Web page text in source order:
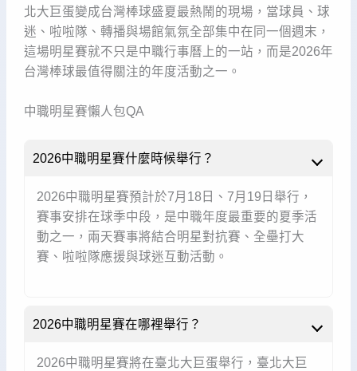
北大巨蛋變成台灣棒球盛夏最熱鬧的現場，當球員、球
迷、啦啦隊、轉播與場館氣氛全部集中在同一個週末，
這場明星賽就不只是中職行事曆上的一站，而是2026年
台灣棒球最值得關注的年度活動之一。
中職明星賽懶人包QA
2026中職明星賽什麼時候舉行？
2026中職明星賽預計於7月18日、7月19日舉行，
賽事安排在球季中段，是中職年度最重要的夏季活
動之一，兩天賽事將結合明星對抗賽、全壘打大
賽、啦啦隊應援與球迷互動活動。
2026中職明星賽在哪裡舉行？
2026中職明星賽將在臺北大巨蛋舉行，臺北大巨